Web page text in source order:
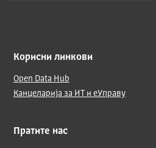
Корисни линкови
Open Data Hub
Канцеларија за ИТ и еУправу
Пратите нас